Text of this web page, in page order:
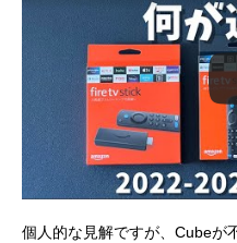
個人的な見解ですが、Cubeが